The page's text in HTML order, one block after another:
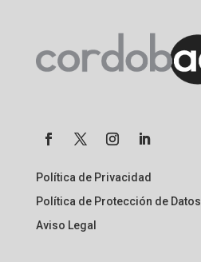
Política de Privacidad
Política de Protección de Datos
Aviso Legal